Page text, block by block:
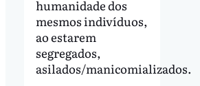
humanidade dos
mesmos indivíduos,
ao estarem
segregados,
asilados/manicomializados.